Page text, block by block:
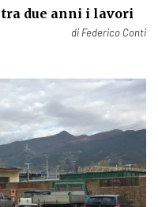
tra due anni i lavori
di Federico Conti